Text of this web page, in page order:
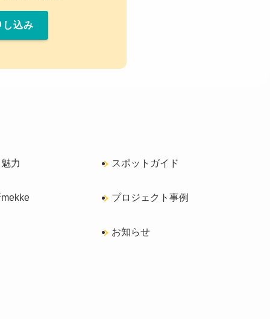
し込み
力 スポットガイド
プロジェクト事例
お知らせ